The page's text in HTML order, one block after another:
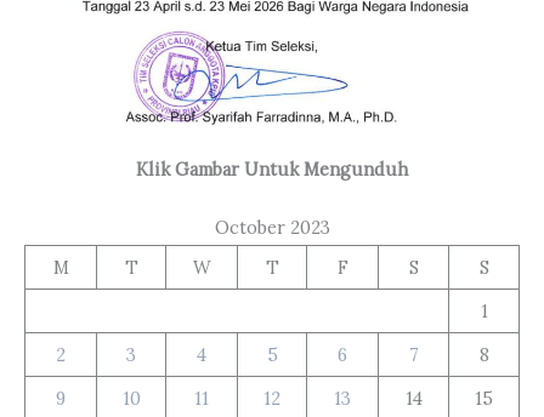
Klik Gambar Untuk Mengunduh
October 2023
M
T W T F S
S
1
2
3 4 5 6 7
8
9
10 11 12 13 14 15